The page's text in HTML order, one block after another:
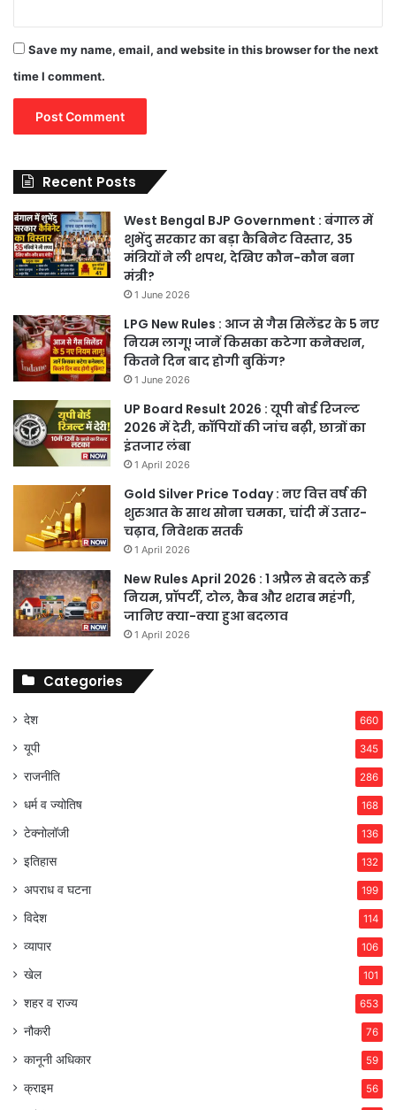
Save my name, email, and website in this browser for the next
time I comment.
Recent Posts
West Bengal BJP Government : बंगाल में
शुभेंदु सरकार का बड़ा कैबिनेट विस्तार, 35
मंत्रियों ने ली शपथ, देखिए कौन-कौन बना
मंत्री?
1 June 2026
LPG New Rules : आज से गैस सिलेंडर के 5 नए
नियम लागू! जानें किसका कटेगा कनेक्शन,
कितने दिन बाद होगी बुकिंग?
1 June 2026
UP Board Result 2026 : यूपी बोर्ड रिजल्ट
2026 में देरी, कॉपियों की जांच बढ़ी, छात्रों का
इंतजार लंबा
1 April 2026
Gold Silver Price Today : नए वित्त वर्ष की
शुरुआत के साथ सोना चमका, चांदी में उतार-
चढ़ाव, निवेशक सतर्क
1 April 2026
New Rules April 2026 : 1 अप्रैल से बदले कई
नियम, प्रॉपर्टी, टोल, कैब और शराब महंगी,
जानिए क्या-क्या हुआ बदलाव
1 April 2026
Categories
देश 660
यूपी 345
राजनीति 286
धर्म व ज्योतिष 168
टेक्नोलॉजी 136
इतिहास 132
अपराध व घटना 199
विदेश 114
व्यापार 106
खेल 101
शहर व राज्य 653
नौकरी 76
कानूनी अधिकार 59
क्राइम 56